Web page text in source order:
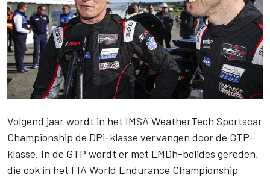
Volgend jaar wordt in het IMSA WeatherTech Sportscar
Championship de DPi-klasse vervangen door de GTP-
klasse. In de GTP wordt er met LMDh-bolides gereden,
die ook in het FIA World Endurance Championship